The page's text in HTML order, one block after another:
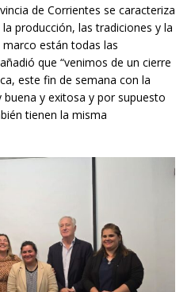
de Corrientes se caracteriza
producción, las tradiciones y la
están todas las
que “venimos de un cierre
este fin de semana con la
y exitosa y por supuesto
tienen la misma